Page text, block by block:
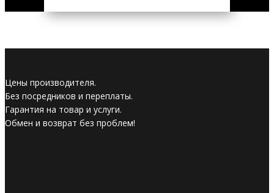
Цены производителя.
Без посредников и переплаты.
Гарантия на товар и услуги.
Обмен и возврат без проблем!